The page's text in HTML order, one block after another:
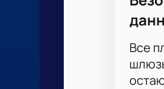
Все